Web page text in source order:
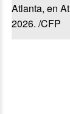
Atlanta, en
2026. /CFP